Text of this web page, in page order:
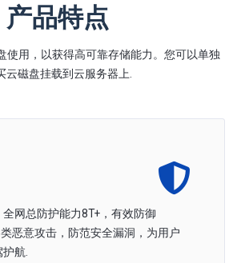
产品特点
使用，以获得高可靠存储能力。您可以单独
云磁盘挂载到云服务器上.
网总防护能力8T+，有效防御
类恶意攻击，防范安全漏洞，为用户
航.